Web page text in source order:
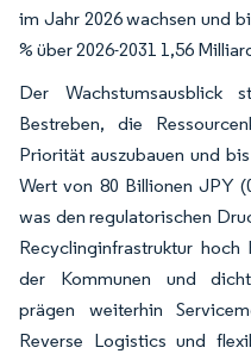
im Jahr 2026 wachsen und
% über 2026-2031 1,56
Der
Bestreben, die
Priorität auszubauen und
Wert von 80 Billionen JPY
was den regulatorischen
Recyclinginfrastruktur
der Kommunen und
prägen weiterhin
Reverse Logistics und